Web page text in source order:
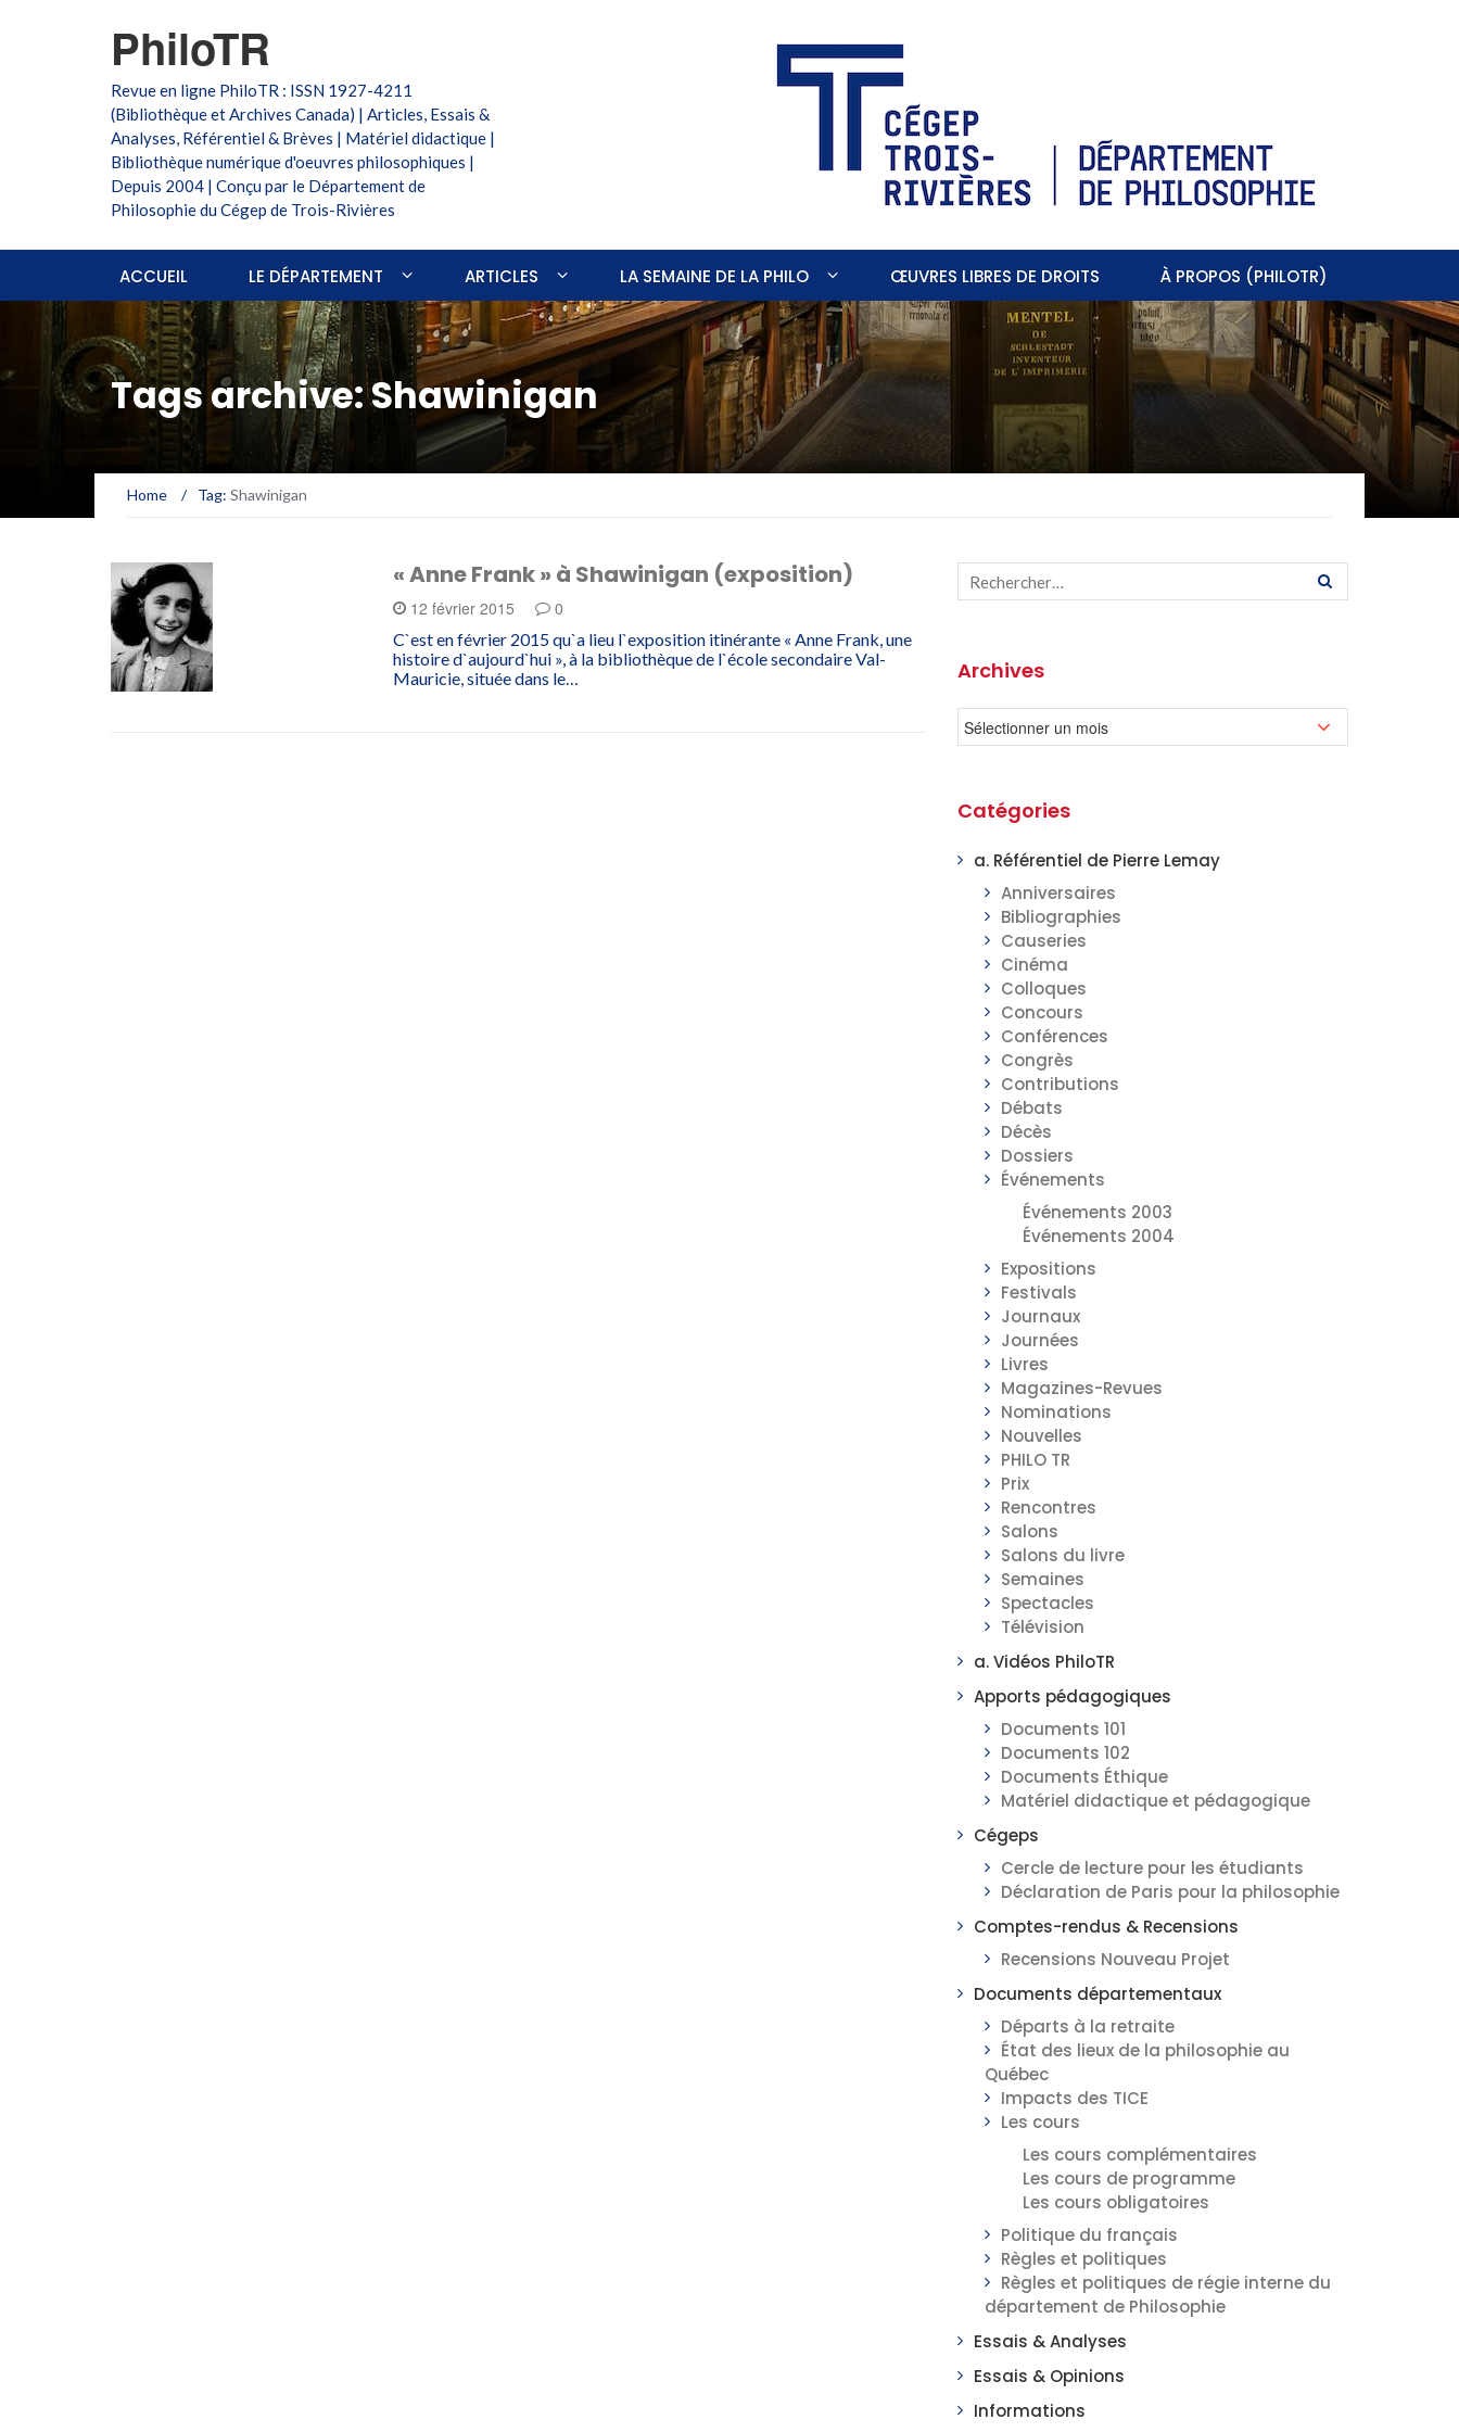
PhiloTR
Revue en ligne PhiloTR : ISSN 1927-4211
(Bibliothèque et Archives Canada) | Articles, Essais &
Analyses, Référentiel & Brèves | Matériel didactique |
Bibliothèque numérique d'oeuvres philosophiques |
Depuis 2004 | Conçu par le Département de
Philosophie du Cégep de Trois-Rivières
ACCUEIL LE DÉPARTEMENT ARTICLES LA SEMAINE DE LA PHILO ŒUVRES LIBRES DE DROITS À PROPOS (PHILOTR)
Tags archive: Shawinigan
Home / Tag: Shawinigan
« Anne Frank » à Shawinigan (exposition)
12 février 2015 0
C`est en février 2015 qu`a lieu l`exposition itinérante « Anne Frank, une
histoire d`aujourd`hui », à la bibliothèque de l`école secondaire Val-
Mauricie, située dans le…
Archives
Catégories
a. Référentiel de Pierre Lemay
Anniversaires
Bibliographies
Causeries
Cinéma
Colloques
Concours
Conférences
Congrès
Contributions
Débats
Décès
Dossiers
Événements
Événements 2003
Événements 2004
Expositions
Festivals
Journaux
Journées
Livres
Magazines-Revues
Nominations
Nouvelles
PHILO TR
Prix
Rencontres
Salons
Salons du livre
Semaines
Spectacles
Télévision
a. Vidéos PhiloTR
Apports pédagogiques
Documents 101
Documents 102
Documents Éthique
Matériel didactique et pédagogique
Cégeps
Cercle de lecture pour les étudiants
Déclaration de Paris pour la philosophie
Comptes-rendus & Recensions
Recensions Nouveau Projet
Documents départementaux
Départs à la retraite
État des lieux de la philosophie au
Québec
Impacts des TICE
Les cours
Les cours complémentaires
Les cours de programme
Les cours obligatoires
Politique du français
Règles et politiques
Règles et politiques de régie interne du
département de Philosophie
Essais & Analyses
Essais & Opinions
Informations